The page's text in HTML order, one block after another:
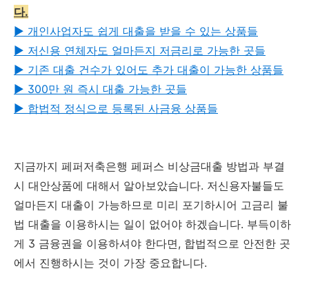
다.
▶︎ 개인사업자도 쉽게 대출을 받을 수 있는 상품들
▶︎ 저신용 연체자도 얼마든지 저금리로 가능한 곳들
▶︎ 기존 대출 건수가 있어도 추가 대출이 가능한 상품들
▶︎ 300만 원 즉시 대출 가능한 곳들
▶︎ 합법적 정식으로 등록된 사금융 상품들
지금까지 페퍼저축은행 페퍼스 비상금대출 방법과 부결
시 대안상품에 대해서 알아보았습니다. 저신용자불들도
얼마든지 대출이 가능하므로 미리 포기하시어 고금리 불
법 대출을 이용하시는 일이 없어야 하겠습니다. 부득이하
게 3 금융권을 이용하셔야 한다면, 합법적으로 안전한 곳
에서 진행하시는 것이 가장 중요합니다.